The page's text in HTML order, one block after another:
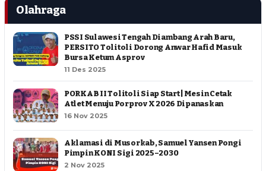
Olahraga
PSSI Sulawesi Tengah Diambang Arah Baru,
PERSITO Tolitoli Dorong Anwar Hafid Masuk
Bursa Ketum Asprov
11 Des 2025
PORKAB II Tolitoli Siap Start | Mesin Cetak
Atlet Menuju Porprov X 2026 Dipanaskan
16 Nov 2025
Aklamasi di Musorkab, Samuel Yansen Pongi
Pimpin KONI Sigi 2025–2030
2 Nov 2025